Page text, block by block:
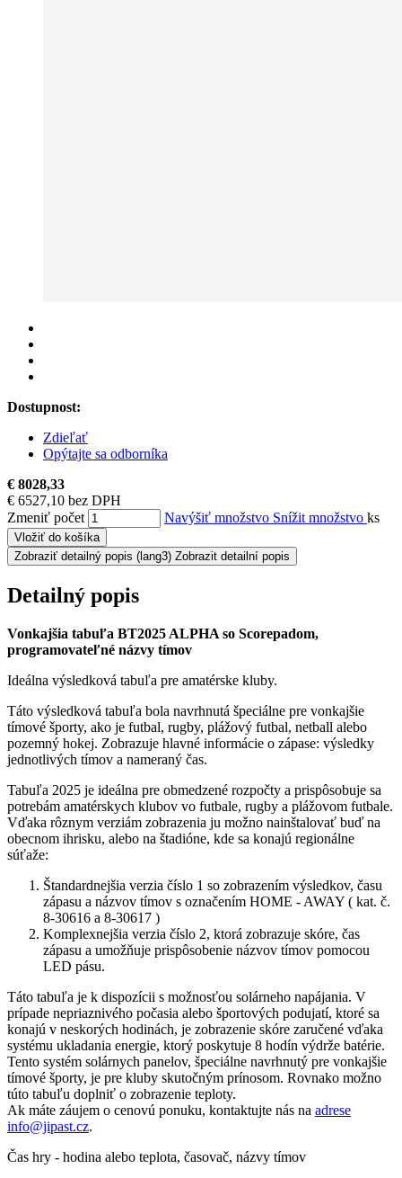
Dostupnost:
Zdieľať
Opýtajte sa odborníka
€ 8028,33
€ 6527,10 bez DPH
Zmeniť počet
Navýšiť množstvo Snížit množstvo ks
Vložiť do košíka
Zobraziť detailný popis (lang3) Zobrazit detailní popis
Detailný popis
Vonkajšia tabuľa BT2025 ALPHA so Scorepadom,
programovateľné názvy tímov
Ideálna výsledková tabuľa pre amatérske kluby.
Táto výsledková tabuľa bola navrhnutá špeciálne pre vonkajšie
tímové športy, ako je futbal, rugby, plážový futbal, netball alebo
pozemný hokej. Zobrazuje hlavné informácie o zápase: výsledky
jednotlivých tímov a nameraný čas.
Tabuľa 2025 je ideálna pre obmedzené rozpočty a prispôsobuje sa
potrebám amatérskych klubov vo futbale, rugby a plážovom futbale.
Vďaka rôznym verziám zobrazenia ju možno nainštalovať buď na
obecnom ihrisku, alebo na štadióne, kde sa konajú regionálne
súťaže:
Štandardnejšia verzia číslo 1 so zobrazením výsledkov, času
zápasu a názvov tímov s označením HOME - AWAY ( kat. č.
8-30616 a 8-30617 )
Komplexnejšia verzia číslo 2, ktorá zobrazuje skóre, čas
zápasu a umožňuje prispôsobenie názvov tímov pomocou
LED pásu.
Táto tabuľa je k dispozícii s možnosťou solárneho napájania. V
prípade nepriaznivého počasia alebo športových podujatí, ktoré sa
konajú v neskorých hodinách, je zobrazenie skóre zaručené vďaka
systému ukladania energie, ktorý poskytuje 8 hodín výdrže batérie.
Tento systém solárnych panelov, špeciálne navrhnutý pre vonkajšie
tímové športy, je pre kluby skutočným prínosom. Rovnako možno
túto tabuľu doplniť o zobrazenie teploty.
Ak máte záujem o cenovú ponuku, kontaktujte nás na adrese
info@jipast.cz.
Čas hry - hodina alebo teplota, časovač, názvy tímov